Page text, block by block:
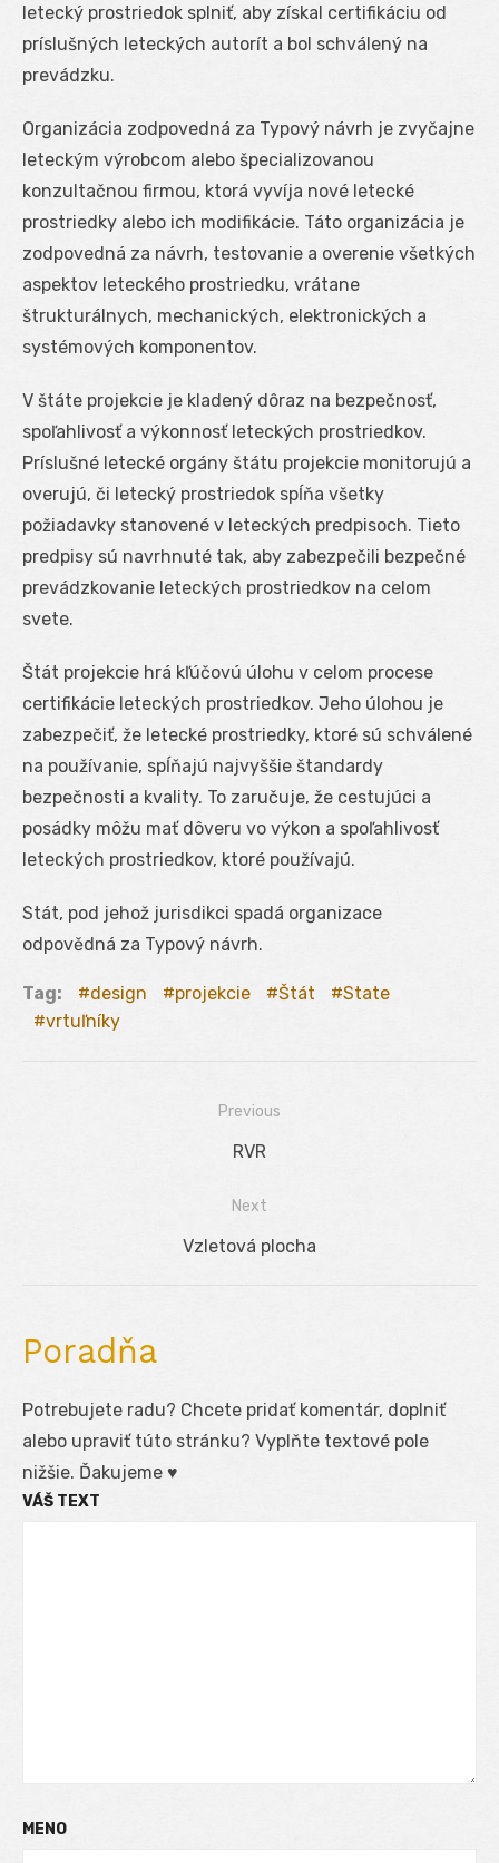
letecký prostriedok splniť, aby získal certifikáciu od
príslušných leteckých autorít a bol schválený na
prevádzku.
Organizácia zodpovedná za Typový návrh je zvyčajne
leteckým výrobcom alebo špecializovanou
konzultačnou firmou, ktorá vyvíja nové letecké
prostriedky alebo ich modifikácie. Táto organizácia je
zodpovedná za návrh, testovanie a overenie všetkých
aspektov leteckého prostriedku, vrátane
štrukturálnych, mechanických, elektronických a
systémových komponentov.
V štáte projekcie je kladený dôraz na bezpečnosť,
spoľahlivosť a výkonnosť leteckých prostriedkov.
Príslušné letecké orgány štátu projekcie monitorujú a
overujú, či letecký prostriedok spĺňa všetky
požiadavky stanovené v leteckých predpisoch. Tieto
predpisy sú navrhnuté tak, aby zabezpečili bezpečné
prevádzkovanie leteckých prostriedkov na celom
svete.
Štát projekcie hrá kľúčovú úlohu v celom procese
certifikácie leteckých prostriedkov. Jeho úlohou je
zabezpečiť, že letecké prostriedky, ktoré sú schválené
na používanie, spĺňajú najvyššie štandardy
bezpečnosti a kvality. To zaručuje, že cestujúci a
posádky môžu mať dôveru vo výkon a spoľahlivosť
leteckých prostriedkov, ktoré používajú.
Stát, pod jehož jurisdikci spadá organizace
odpovědná za Typový návrh.
Tag: design projekcie Štát
State
vrtuľníky
Previous
Previous
RVR
Next
Next
Vzletová plocha
Poradňa
Potrebujete radu? Chcete pridať komentár, doplniť
alebo upraviť túto stránku? Vyplňte textové pole
nižšie. Ďakujeme ♥
VÁŠ TEXT
MENO